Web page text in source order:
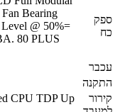
Fan Bearing
Noise Level @ 50%=
27.3 dBA. 80 PLUS
CPU TDP Up